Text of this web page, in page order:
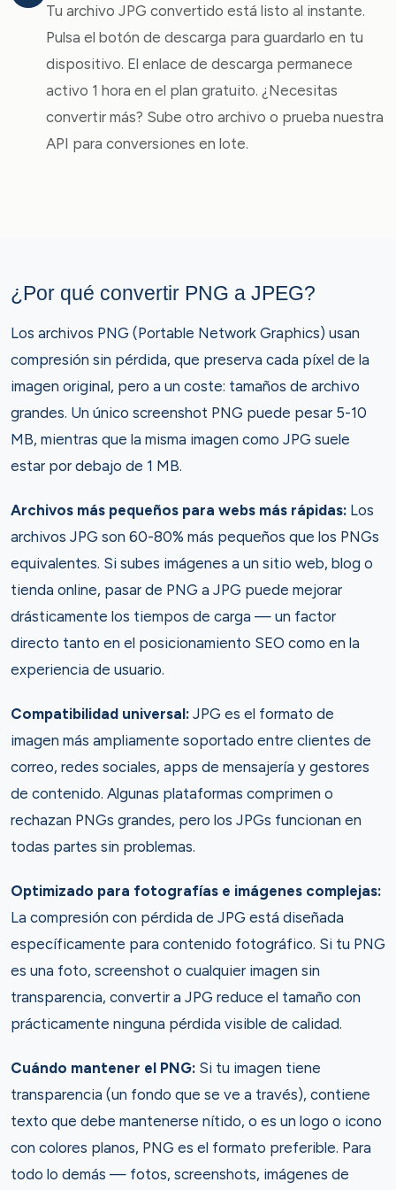
Tu archivo JPG convertido está listo al instante.
Pulsa el botón de descarga para guardarlo en tu
dispositivo. El enlace de descarga permanece
activo 1 hora en el plan gratuito. ¿Necesitas
convertir más? Sube otro archivo o prueba nuestra
API para conversiones en lote.
¿Por qué convertir PNG a JPEG?
Los archivos PNG (Portable Network Graphics) usan
compresión sin pérdida, que preserva cada píxel de la
imagen original, pero a un coste: tamaños de archivo
grandes. Un único screenshot PNG puede pesar 5-10
MB, mientras que la misma imagen como JPG suele
estar por debajo de 1 MB.
Archivos más pequeños para webs más rápidas: Los
archivos JPG son 60-80% más pequeños que los PNGs
equivalentes. Si subes imágenes a un sitio web, blog o
tienda online, pasar de PNG a JPG puede mejorar
drásticamente los tiempos de carga — un factor
directo tanto en el posicionamiento SEO como en la
experiencia de usuario.
Compatibilidad universal: JPG es el formato de
imagen más ampliamente soportado entre clientes de
correo, redes sociales, apps de mensajería y gestores
de contenido. Algunas plataformas comprimen o
rechazan PNGs grandes, pero los JPGs funcionan en
todas partes sin problemas.
Optimizado para fotografías e imágenes complejas:
La compresión con pérdida de JPG está diseñada
específicamente para contenido fotográfico. Si tu PNG
es una foto, screenshot o cualquier imagen sin
transparencia, convertir a JPG reduce el tamaño con
prácticamente ninguna pérdida visible de calidad.
Cuándo mantener el PNG: Si tu imagen tiene
transparencia (un fondo que se ve a través), contiene
texto que debe mantenerse nítido, o es un logo o icono
con colores planos, PNG es el formato preferible. Para
todo lo demás — fotos, screenshots, imágenes de